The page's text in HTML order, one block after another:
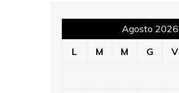
Agosto 2026
L
M M G V